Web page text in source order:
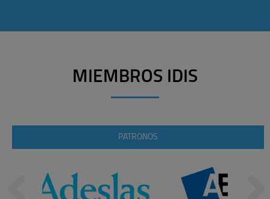
MIEMBROS IDIS
PATRONOS